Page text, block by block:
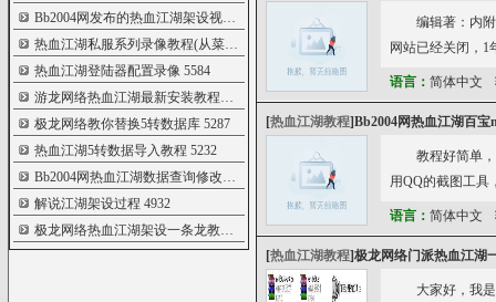
Bb2004网发布的热血江湖架设视频教程
热血江湖私服系列录像教程(从菜鸟到高手
5587
热血江湖登陆器配置录像5584
游龙网络热血江湖最新安装教程录像
5435
极龙网络教你替换5转数据库5287
热血江湖5转数据导入教程 5232
Bb2004网热血江湖数据查询修改教程
解说江湖架设过程 4932
极龙网络热血江湖架设一条龙教程[附带服
3758
编辑著：内
网站已经关闭，
语言： 简体中文
[热血江湖教程]Bb2004网热血江湖百
教程好简单
用QQ的截图工具
语言： 简体中文
[热血江湖教程]极龙网络门派热血江湖
大家好，我